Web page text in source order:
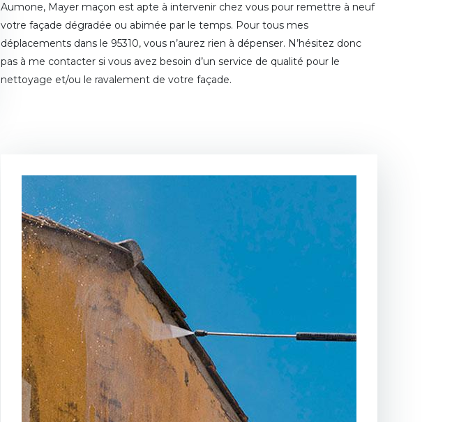
Aumone, Mayer maçon est apte à intervenir chez vous pour remettre à neuf
votre façade dégradée ou abimée par le temps. Pour tous mes
déplacements dans le 95310, vous n’aurez rien à dépenser. N’hésitez donc
pas à me contacter si vous avez besoin d’un service de qualité pour le
nettoyage et/ou le ravalement de votre façade.